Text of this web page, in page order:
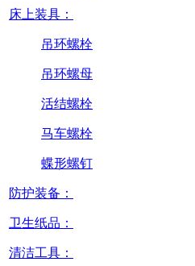
床上装具：
吊环螺栓
吊环螺母
活结螺栓
马车螺栓
蝶形螺钉
防护装备：
卫生纸品：
清洁工具：